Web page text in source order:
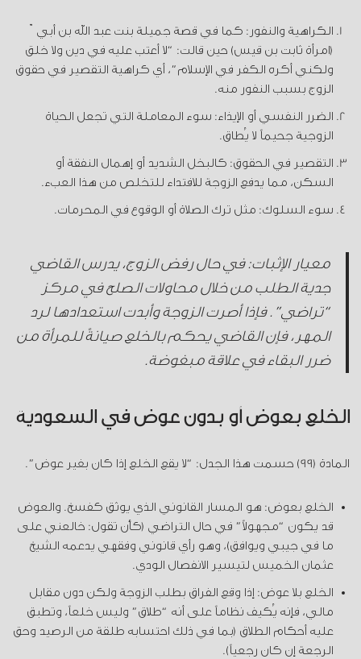
الكراهية والنفور: كما في قصة جميلة بنت عبد الله بن أبيّ
(امرأة ثابت بن قيس) حين قالت: “لا أعتب عليه في دين ولا خلق
ولكني أكره الكفر في الإسلام”، أي كراهية التقصير في حقوق
الزوج بسبب النفور منه.
الضرر النفسي أو الإيذاء: سوء المعاملة التي تجعل الحياة
الزوجية جحيماً لا يُطاق.
التقصير في الحقوق: كالبخل الشديد أو إهمال النفقة أو
السكن، مما يدفع الزوجة للافتداء للتخلص من هذا العبء.
سوء السلوك: مثل ترك الصلاة أو الوقوع في المحرمات.
معيار الإثبات: في حال رفض الزوج، يدرس القاضي
جدية الطلب من خلال محاولات الصلح في مركز
“تراضي”. فإذا أصرت الزوجة وأبدت استعدادها لرد
المهر، فإن القاضي يحكم بالخلع صيانةً للمرأة من
ضرر البقاء في علاقة مبغوضة.
الخلع بعوض أو بدون عوض في السعودية
المادة (99) حسمت هذا الجدل: “لا يقع الخلع إذا كان بغير عوض”.
الخلع بعوض: هو المسار القانوني الذي يوثق كفسخ. والعوض
قد يكون “مجهولاً” في حال التراضي (كأن تقول: خالعني على
ما في جيبي ويوافق)، وهو رأي قانوني وفقهي يدعمه الشيخ
عثمان الخميس لتيسير الانفصال الودي.
الخلع بلا عوض: إذا وقع الفراق بطلب الزوجة ولكن دون مقابل
مالي، فإنه يُكيف نظاماً على أنه “طلاق” وليس خلعاً، وتطبق
عليه أحكام الطلاق (بما في ذلك احتسابه طلقة من الرصيد وحق
الرجعة إن كان رجعياً).